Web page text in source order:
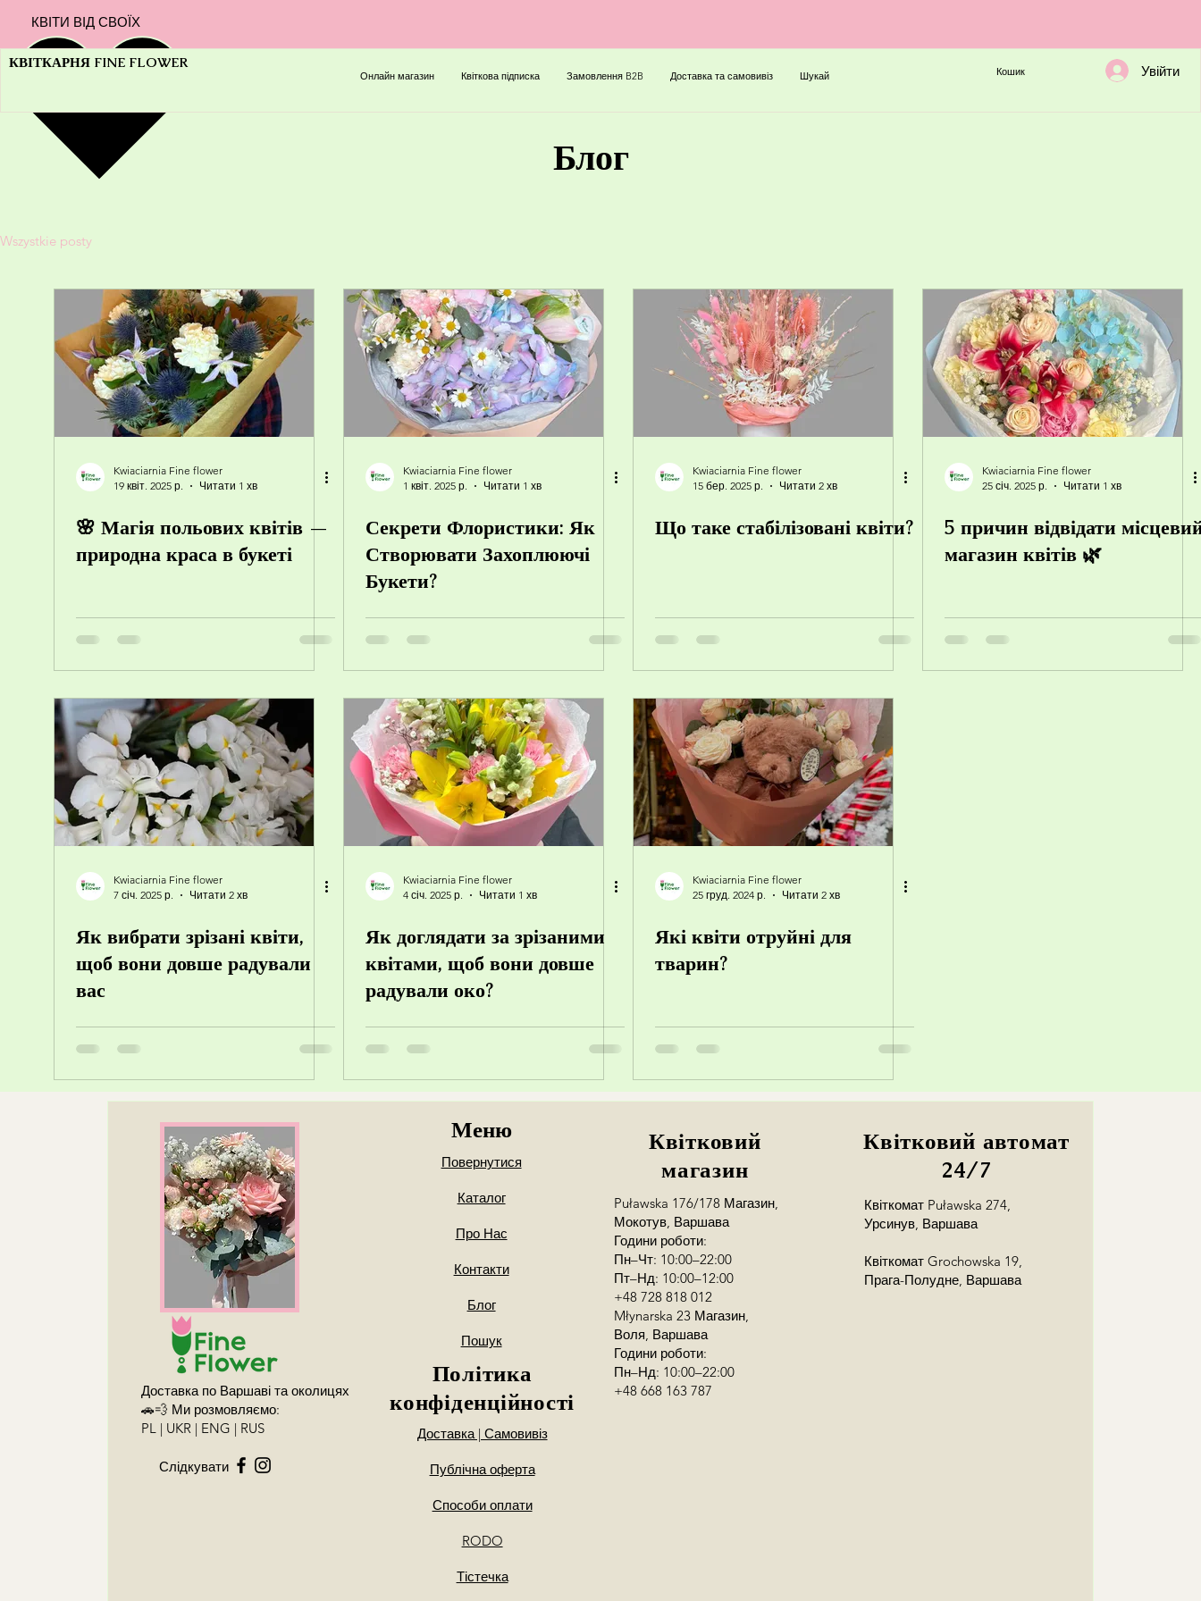
КВІТИ ВІД СВОЇХ
КВІТКАРНЯ FINE FLOWER
Онлайн магазин Квіткова підписка Замовлення B2B Доставка та самовивіз Шукай Кошик Увійти
Блог
Wszystkie posty
Kwiaciarnia Fine flower
19 квіт. 2025 р.
Читати 1 хв
🌸 Магія польових квітів —
природна краса в букеті
Kwiaciarnia Fine flower
1 квіт. 2025 р.
Читати 1 хв
Секрети Флористики: Як
Створювати Захоплюючі
Букети?
Kwiaciarnia Fine flower
15 бер. 2025 р.
Читати 2 хв
Що таке стабілізовані квіти?
Kwiaciarnia Fine flower
25 січ. 2025 р.
Читати 1 хв
5 причин відвідати
магазин квітів 🌿
Kwiaciarnia Fine flower
7 січ. 2025 р.
Читати 2 хв
Як вибрати зрізані квіти,
щоб вони довше радували
вас
Kwiaciarnia Fine flower
4 січ. 2025 р.
Читати 1 хв
Як доглядати за зрізаними
квітами, щоб вони довше
радували око?
Kwiaciarnia Fine flower
25 груд. 2024 р.
Читати 2 хв
Які квіти отруйні для
тварин?
Доставка по Варшаві та околицях
🚗💨 Ми розмовляємо:
PL | UKR | ENG | RUS
Слідкувати
Меню
Повернутися
Каталог
Про Нас
Контакти
Блог
Пошук
Політика
конфіденційності
Доставка | Самовивіз
Публічна оферта
Способи оплати
RODO
Тістечка
Квітковий
магазин
Puławska 176/178 Магазин,
Мокотув, Варшава
Години роботи:
Пн–Чт: 10:00–22:00
Пт–Нд: 10:00–12:00
+48 728 818 012
Młynarska 23 Магазин,
Воля, Варшава
Години роботи:
Пн–Нд: 10:00–22:00
+48 668 163 787
Квітковий автомат
24/7
Квіткомат Puławska 274,
Урсинув, Варшава
Квіткомат Grochowska 19,
Прага-Полудне, Варшава